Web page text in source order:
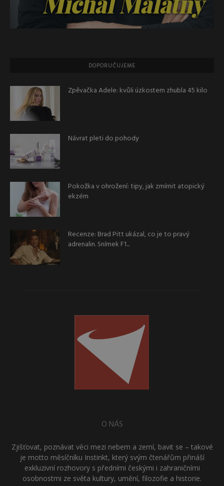
DOPORUČUJEME
Zpěvačka Adele: kvůli úzkostem zhubla 45 kilo
Návrat pleti do pohody
Pokožka v ohrožení: tipy, jak zmírnit atopický
ekzém
Recenze: Brad Pitt ukázal, co je to pravý
adrenalin. Snímek F1...
O NÁS
Zjišťovat, poznávat věci mezi nebem a zemí, bavit se – takové
je motto měsíčníku Instinkt, který svým čtenářům přináší
exkluzivní rozhovory s předními českými i zahraničními
osobnostmi ze světa kultury, umění, filozofie a historie.